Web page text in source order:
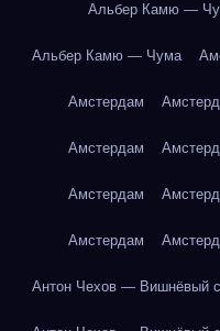
Альбер Камю —
Альбер Камю — Чума
Амстердам
Амстердам
Амстердам
Амстердам
Антон Чехов — Вишнёвый